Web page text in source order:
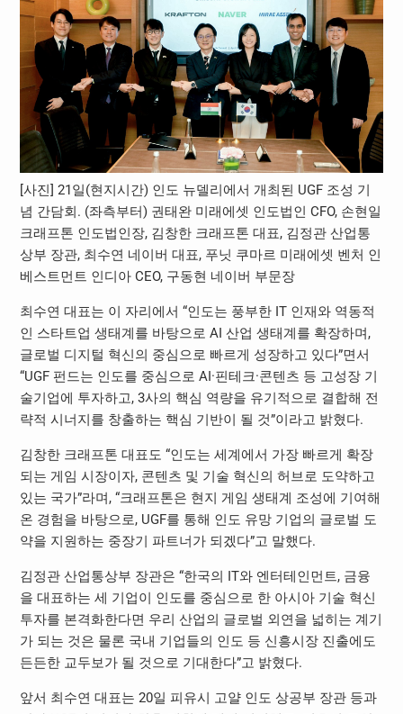
[사진] 21일(현지시간) 인도 뉴델리에서 개최된 UGF 조성 기
념 간담회. (좌측부터) 권태완 미래에셋 인도법인 CFO, 손현일
크래프톤 인도법인장, 김창한 크래프톤 대표, 김정관 산업통
상부 장관, 최수연 네이버 대표, 푸닛 쿠마르 미래에셋 벤처 인
베스트먼트 인디아 CEO, 구동현 네이버 부문장
최수연 대표는 이 자리에서 “인도는 풍부한 IT 인재와 역동적
인 스타트업 생태계를 바탕으로 AI 산업 생태계를 확장하며,
글로벌 디지털 혁신의 중심으로 빠르게 성장하고 있다”면서
“UGF 펀드는 인도를 중심으로 AI·핀테크·콘텐츠 등 고성장 기
술기업에 투자하고, 3사의 핵심 역량을 유기적으로 결합해 전
략적 시너지를 창출하는 핵심 기반이 될 것”이라고 밝혔다.
김창한 크래프톤 대표도 “인도는 세계에서 가장 빠르게 확장
되는 게임 시장이자, 콘텐츠 및 기술 혁신의 허브로 도약하고
있는 국가”라며, “크래프톤은 현지 게임 생태계 조성에 기여해
온 경험을 바탕으로, UGF를 통해 인도 유망 기업의 글로벌 도
약을 지원하는 중장기 파트너가 되겠다”고 말했다.
김정관 산업통상부 장관은 “한국의 IT와 엔터테인먼트, 금융
을 대표하는 세 기업이 인도를 중심으로 한 아시아 기술 혁신
투자를 본격화한다면 우리 산업의 글로벌 외연을 넓히는 계기
가 되는 것은 물론 국내 기업들의 인도 등 신흥시장 진출에도
든든한 교두보가 될 것으로 기대한다”고 밝혔다.
앞서 최수연 대표는 20일 피유시 고얄 인도 상공부 장관 등과